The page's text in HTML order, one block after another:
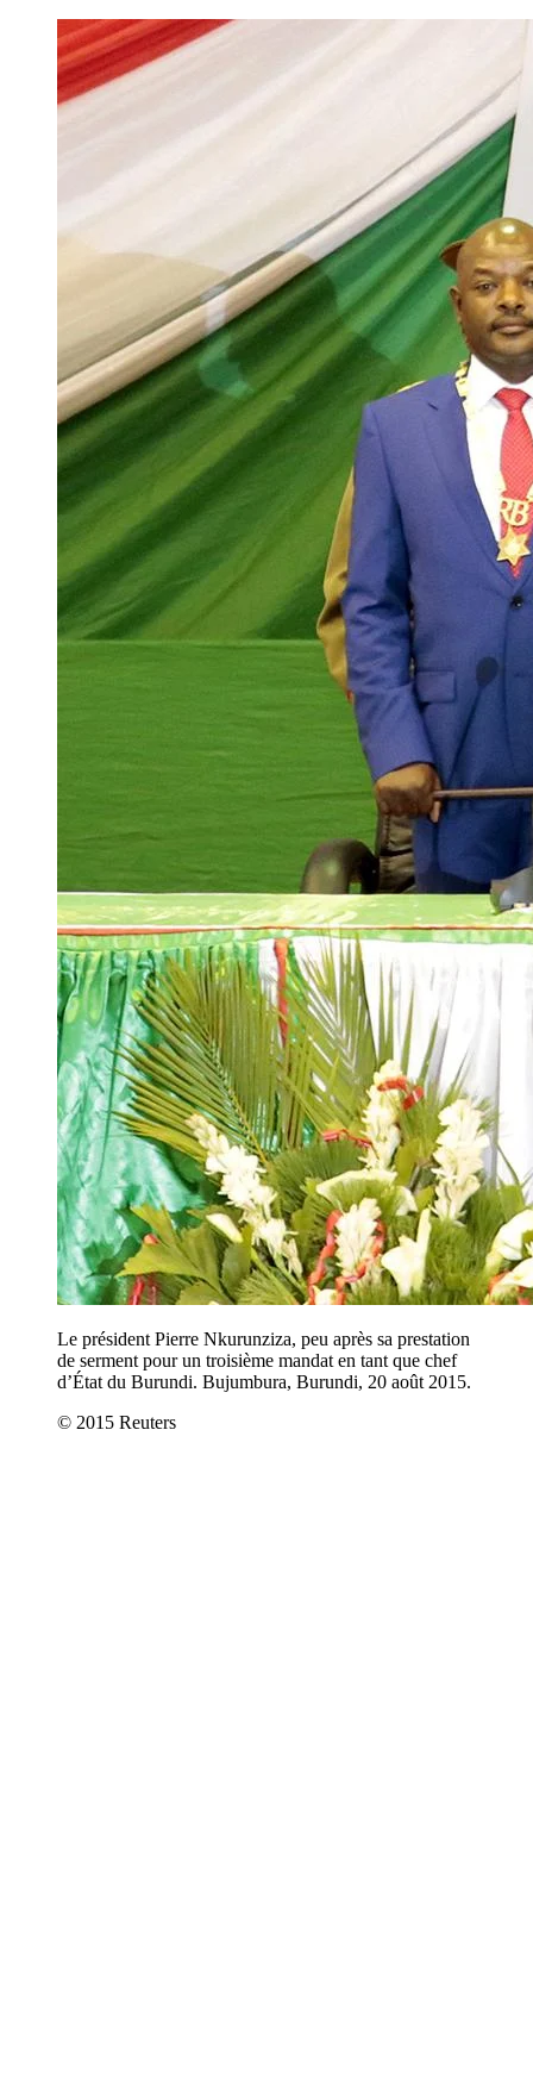
Le président Pierre Nkurunziza, peu après sa prestation
de serment pour un troisième mandat en tant que chef
d’État du Burundi. Bujumbura, Burundi, 20 août 2015.
© 2015 Reuters